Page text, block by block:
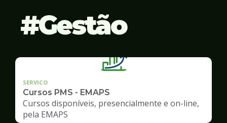
Gestão
SERVICO
Cursos PMS - EMAPS
Cursos disponíveis, presencialmente e on-line,
pela EMAPS